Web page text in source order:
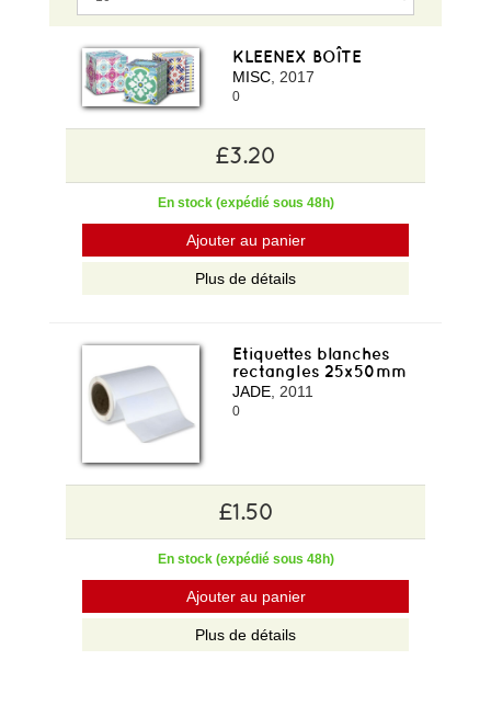
KLEENEX BOÎTE
MISC, 2017
0
£3.20
En stock (expédié sous 48h)
Ajouter au panier
Plus de détails
Etiquettes blanches
rectangles 25x50mm
JADE, 2011
0
£1.50
En stock (expédié sous 48h)
Ajouter au panier
Plus de détails